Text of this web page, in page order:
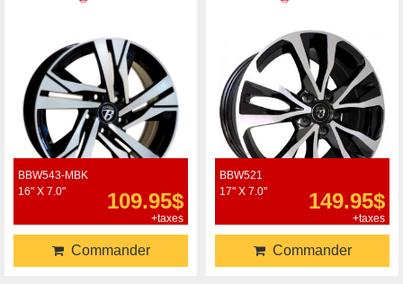
BBW543-MBK
16" X 7.0"
109.95$
+taxes
Commander
BBW521
17" X 7.0"
149.95$
+taxes
Commander